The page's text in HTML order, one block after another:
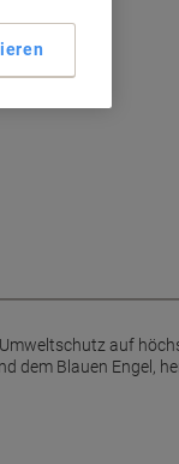
auf
dem Blauen Engel,